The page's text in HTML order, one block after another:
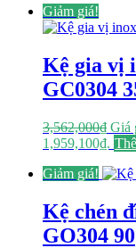
Giảm giá!
Kệ gia vị
GC0304
3,562,000₫ Giá
1,959,100₫.
Giảm giá!
Kệ chén
GO304 90